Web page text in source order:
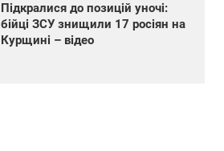
Підкралися до позицій уночі:
бійці ЗСУ знищили 17 росіян на
Курщині – відео